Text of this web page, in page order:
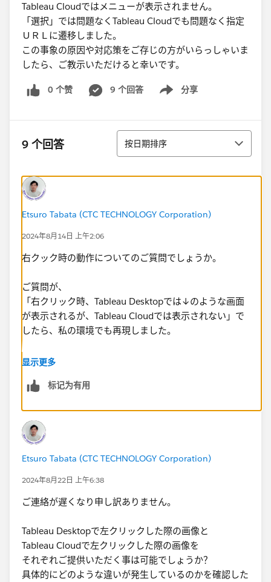
Tableau Cloudではメニューが表示されません。​
「選択」では問題なくTableau Cloudでも問題なく指定
ＵＲＬに遷移しました。
この事象の原因や対応策をご存じの方がいらっしゃいま
したら、ご教示いただけると幸いです。
0 个赞 9 个回答 分享
Show menu
9 个回答 排序
按日期排序
Etsuro Tabata (CTC TECHNOLOGY Corporation)
2024年8月14日 上午2:06
右クック時の動作についてのご質問でしょうか。
ご質問が、​
「右クリック時、Tableau Desktopでは↓のような​画面
が表示されるが、Tableau Cloudでは表示されない」で
したら、私の環境でも再現しました。
ご質問の認識が異なるようでしたら、​画像などを用いて
显示更多
标记为有用
Etsuro Tabata (CTC TECHNOLOGY Corporation)
2024年8月22日 上午6:38
ご連絡が遅くなり申し訳ありません。
Tableau Desktopで左クリックした際の画像と
Tableau Cloudで左クリックした際の画像を
それぞれご提供いただく事は可能でしょうか？
具体的にどのような違いが発生しているのかを確認した